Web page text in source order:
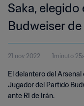
Saka,
Budweiser
21 nov 2022 1minuto
El delantero del
Jugador del Partido
ante RI de Irán.